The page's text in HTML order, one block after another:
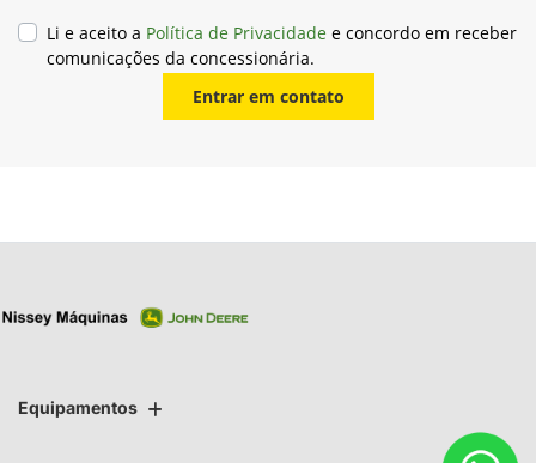
Li e aceito a Política de Privacidade e concordo em receber
comunicações da concessionária.
Entrar em contato
Equipamentos